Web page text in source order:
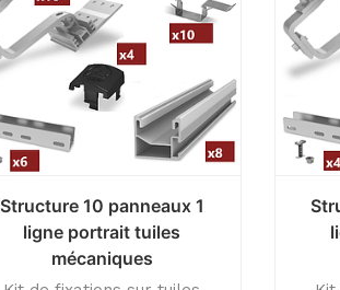
Structure 10 panneaux 1
ligne portrait tuiles
mécaniques